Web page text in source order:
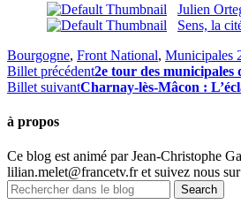
Julien
Sens, la
Bourgogne, Front National, Municipales
Billet précédent2e tour des municipales
Billet suivantCharnay-lès-Mâcon :
à propos
Ce blog est animé par Jean-Christophe
lilian.melet@francetv.fr et suivez nous